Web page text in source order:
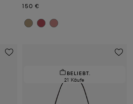
Jetzt
150 €
BELIEBT.
21 Käufe